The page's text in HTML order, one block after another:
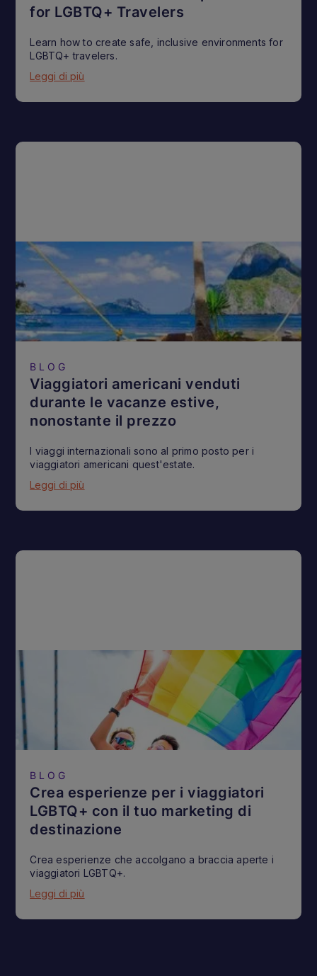
for LGBTQ+ Travelers
Learn how to create safe, inclusive environments for
LGBTQ+ travelers.
Leggi di più
BLOG
Viaggiatori americani venduti
durante le vacanze estive,
nonostante il prezzo
I viaggi internazionali sono al primo posto per i
viaggiatori americani quest'estate.
Leggi di più
BLOG
Crea esperienze per i viaggiatori
LGBTQ+ con il tuo marketing di
destinazione
Crea esperienze che accolgano a braccia aperte i
viaggiatori LGBTQ+.
Leggi di più